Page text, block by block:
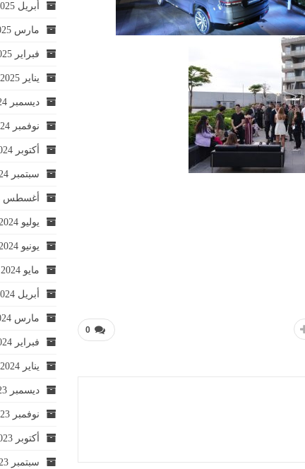
0
أبريل 2025
مارس 2025
فبراير 2025
يناير 2025
ديسمبر 2024
نوفمبر 2024
أكتوبر 2024
سبتمبر 2024
أغسطس 2024
يوليو 2024
يونيو 2024
مايو 2024
أبريل 2024
مارس 2024
فبراير 2024
يناير 2024
ديسمبر 2023
نوفمبر 2023
أكتوبر 2023
سبتمبر 2023